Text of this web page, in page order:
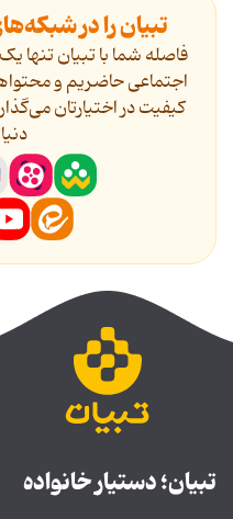
تبیان را در
فاصله شما با تبیان
اجتماعی حاضریم و
کیفیت در اختیارتان
تبیان؛ دستیار خانواده